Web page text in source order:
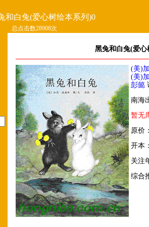
和白兔(爱心树绘本系列)0
总点击数28908次
黑兔和白兔(爱心
(美)
(美)
彭懿
南海
暂无
原价
开本
关注
综合